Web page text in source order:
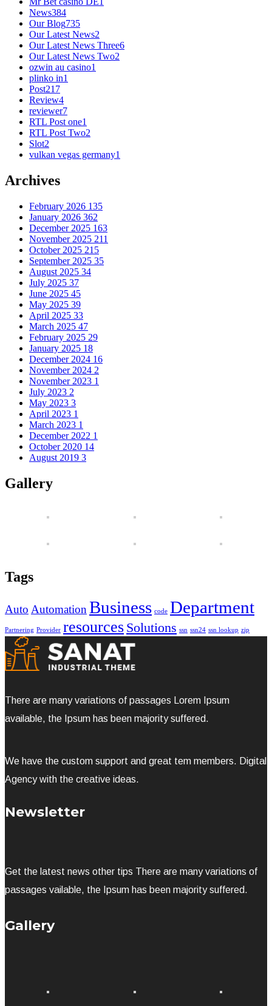
News384
Our Blog735
Our Latest News2
Our Latest News Three6
Our Latest News Two2
ozwin au casino1
plinko in1
Post217
Review4
reviewer7
RTL Post one1
RTL Post Two2
Slot2
vulkan vegas germany1
Archives
February 2026 135
January 2026 362
December 2025 163
November 2025 211
October 2025 215
September 2025 35
August 2025 34
July 2025 37
June 2025 45
May 2025 39
April 2025 33
March 2025 47
February 2025 29
January 2025 18
December 2024 16
November 2024 2
November 2023 1
July 2023 2
May 2023 3
April 2023 1
March 2023 1
December 2022 1
October 2020 14
August 2019 3
Gallery
Tags
Auto AutomationBusiness code Department
Partnering Provider resources Solutions ssn ssn24 ssn lookup zip
There are many variations of passages Lorem Ipsum
available, the Ipsum has been majority suffered.
We have the custom support and great tem members. Digital
Agency with the creative ideas.
Newsletter
Get the latest news other tips There are many variations of
passages vailable, the Ipsum has been majority suffered.
Gallery